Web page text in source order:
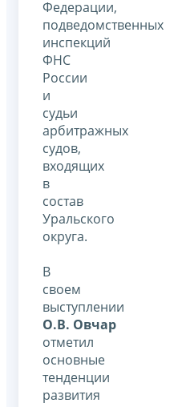
Федерации,
подведомственных
инспекций
ФНС
России
и
судьи
арбитражных
судов,
входящих
в
состав
Уральского
округа.
В
своем
выступлении
О.В. Овчар
отметил
основные
тенденции
развития